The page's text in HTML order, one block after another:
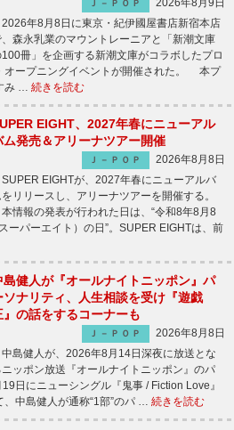
Ｊ－ＰＯＰ
2026年8月9日
年8月8日に東京・紀伊國屋書店新宿本店
森永乳業のマウントレーニアと「新潮文庫
冊」を企画する新潮文庫がコラボしたプロ
オープニングイベントが開催された。 本プ
み … 続きを読む
EIGHT、2027年春にニューアル
ム発売＆アリーナツアー開催
Ｊ－ＰＯＰ
2026年8月8日
EIGHTが、2027年春にニューアルバ
リリースし、アリーナツアーを開催する。
情報の発表が行われた日は、“令和8年8月8
ーパーエイト）の日”。SUPER EIGHTは、前
島健人が『オールナイトニッポン』パ
ソナリティ、人生相談を受け『遊戯
』の話をするコーナーも
Ｊ－ＰＯＰ
2026年8月8日
島健人が、2026年8月14日深夜に放送とな
ニッポン放送『オールナイトニッポン』のパ
日にニューシングル『鬼事 / Fiction Love』
中島健人が通称“1部”のパ … 続きを読む